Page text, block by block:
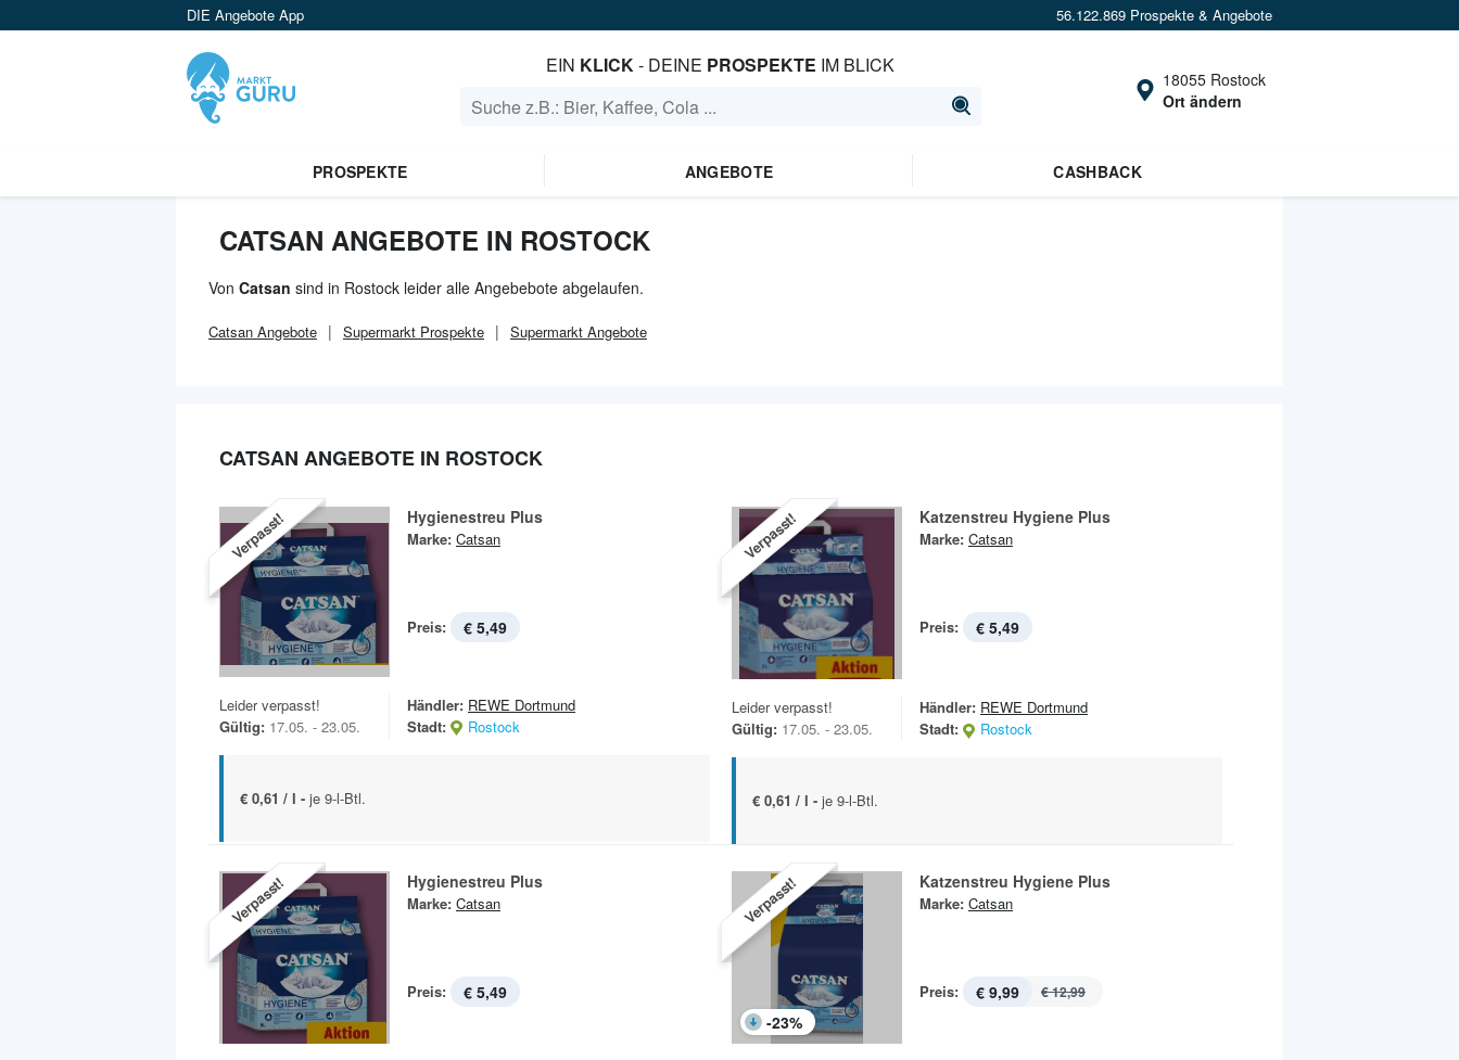
DIE Angebote App 56.122.869 Prospekte & Angebote
EIN KLICK- DEINE PROSPEKTE IM BLICK
18055 Rostock
Ort ändern
PROSPEKTE ANGEBOTE CASHBACK
CATSAN ANGEBOTE IN ROSTOCK
Von Catsan sind in Rostock leider alle Angebebote abgelaufen.
Catsan Angebote Supermarkt Prospekte Supermarkt Angebote
CATSAN ANGEBOTE IN ROSTOCK
Verpasst! Hygienestreu Plus
Marke: Catsan
Preis: € 5,49
Leider verpasst!
Gültig: 17.05. - 23.05.
Händler: REWE Dortmund
Stadt:
Rostock
€ 0,61 / l - je 9-l-Btl.
Verpasst! Katzenstreu Hygiene Plus
Marke: Catsan
Preis: € 5,49
Leider verpasst!
Gültig: 17.05. - 23.05.
Händler: REWE Dortmund
Stadt:
Rostock
€ 0,61 / l - je 9-l-Btl.
Verpasst! Hygienestreu Plus
Marke: Catsan
Preis: € 5,49
Verpasst!
-23%
Katzenstreu Hygiene Plus
Marke: Catsan
Preis: € 9,99 € 12,99